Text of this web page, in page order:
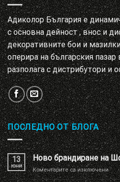
Адиколор България е
с основна дейност , внос и
декоративните бои и
оперира на българския пазар
разполага с дистрибутори и
ПОСЛЕДНО ОТ БЛОГА
13
юни
Ново брандиране на
Коментарите са изключениза